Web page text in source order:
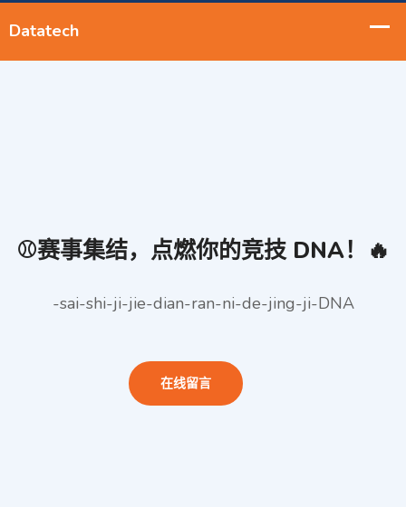
⚾️赛事集结，点燃你的竞技 DNA！🔥
️-sai-shi-ji-jie-dian-ran-ni-de-jing-ji-DNA
在线留言